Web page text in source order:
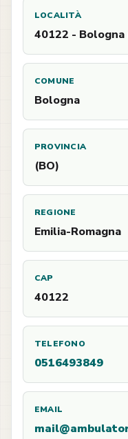
LOCALITÀ
40122 - Bologna
COMUNE
Bologna
PROVINCIA
(BO)
REGIONE
Emilia-Romagna
CAP
40122
TELEFONO
0516493849
EMAIL